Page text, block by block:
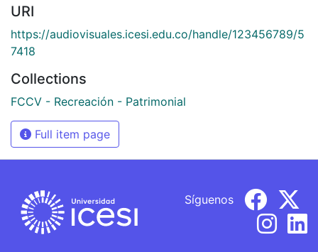
URI
https://audiovisuales.icesi.edu.co/handle/123456789/5
7418
Collections
FCCV - Recreación - Patrimonial
Full item page
Síguenos